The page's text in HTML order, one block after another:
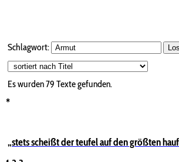
Schlagwort: Los
Es wurden 79 Texte gefunden.
*
„stets scheißt der teufel auf den größten